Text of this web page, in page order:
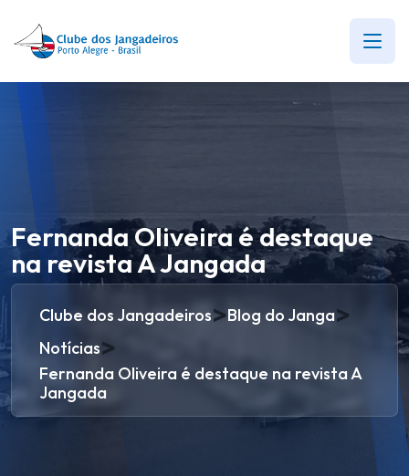
Fernanda Oliveira é destaque
na revista A Jangada
Clube dos Jangadeiros>Blog do Janga>
Notícias>
Fernanda Oliveira é destaque na revista A
Jangada